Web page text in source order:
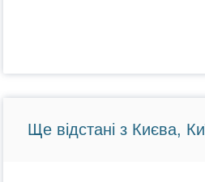
Ще відстані з Києва,